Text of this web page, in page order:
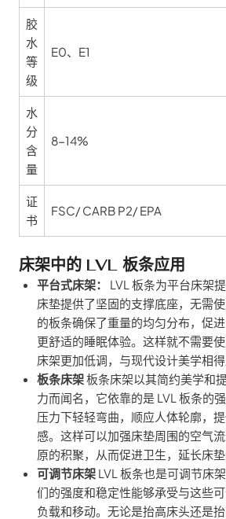
胶
水
等
级
E0、E1
水
分
含
量
8-14%
证
书
FSC/ CARB P2/ EPA
床架中的 LVL 板条应用
平台式床架：
LVL 板条为平台床架
床垫提供了坚固的支撑底座，无需
的板条确保了重量的均匀分布，促
更舒适的睡眠体验。这样就不需要
床架更加低调，与现代设计美学相得
板条床架板条床架以其简约美学和
力而闻名，它依靠的是 LVL 板条的
压力下轻轻弯曲，顺应人体轮廓，
感。这样可以加强床垫周围的空气
原的积聚，从而促进卫生，延长床垫
可调节床架LVL 板条也是可调节床
们的强度和稳定性能够承受与这些
负载和移动。无论是抬高床头还是